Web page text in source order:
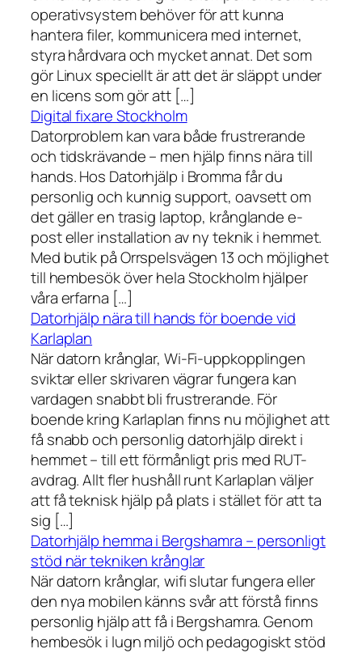
operativsystem behöver för att kunna
hantera filer, kommunicera med internet,
styra hårdvara och mycket annat. Det som
gör Linux speciellt är att det är släppt under
en licens som gör att […]
Digital fixare Stockholm
Datorproblem kan vara både frustrerande
och tidskrävande – men hjälp finns nära till
hands. Hos Datorhjälp i Bromma får du
personlig och kunnig support, oavsett om
det gäller en trasig laptop, krånglande e-
post eller installation av ny teknik i hemmet.
Med butik på Orrspelsvägen 13 och möjlighet
till hembesök över hela Stockholm hjälper
våra erfarna […]
Datorhjälp nära till hands för boende vid
Karlaplan
När datorn krånglar, Wi-Fi-uppkopplingen
sviktar eller skrivaren vägrar fungera kan
vardagen snabbt bli frustrerande. För
boende kring Karlaplan finns nu möjlighet att
få snabb och personlig datorhjälp direkt i
hemmet – till ett förmånligt pris med RUT-
avdrag. Allt fler hushåll runt Karlaplan väljer
att få teknisk hjälp på plats i stället för att ta
sig […]
Datorhjälp hemma i Bergshamra – personligt
stöd när tekniken krånglar
När datorn krånglar, wifi slutar fungera eller
den nya mobilen känns svår att förstå finns
personlig hjälp att få i Bergshamra. Genom
hembesök i lugn miljö och pedagogiskt stöd